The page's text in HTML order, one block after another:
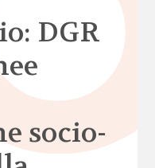
DGR
socio-